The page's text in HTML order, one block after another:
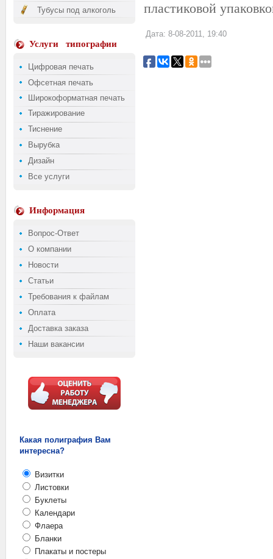
Тубусы под алкоголь
Услуги типографии
Цифровая печать
Офсетная печать
Широкоформатная печать
Тиражирование
Тиснение
Вырубка
Дизайн
Все услуги
Информация
Вопрос-Ответ
О компании
Новости
Статьи
Требования к файлам
Оплата
Доставка заказа
Наши вакансии
Какая полиграфия Вам
интересна?
Визитки
Листовки
Буклеты
Календари
Флаера
Бланки
Плакаты и постеры
пластиковой
Дата: 8-08-2011, 19:40